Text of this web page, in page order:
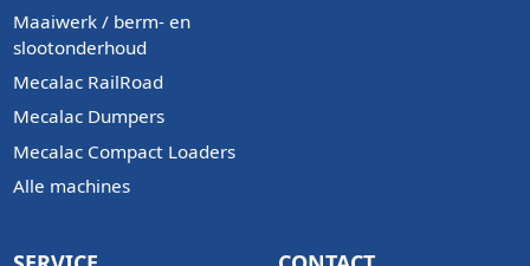
Maaiwerk / berm- en
slootonderhoud
Mecalac RailRoad
Mecalac Dumpers
Mecalac Compact Loaders
Alle machines